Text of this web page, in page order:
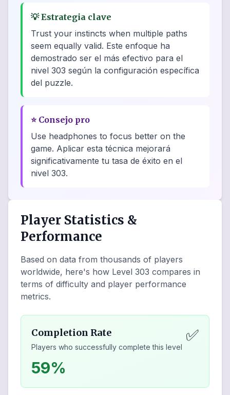
💡Estrategia clave
Trust your instincts when multiple paths
seem equally valid. Este enfoque ha
demostrado ser el más efectivo para el
nivel 303 según la configuración específica
del puzzle.
⭐ Consejo pro
Use headphones to focus better on the
game. Aplicar esta técnica mejorará
significativamente tu tasa de éxito en el
nivel 303.
Player Statistics &
Performance
Based on data from thousands of players
worldwide, here's how Level 303 compares in
terms of difficulty and player performance
metrics.
Completion Rate
Players who successfully complete this level
✅
59%